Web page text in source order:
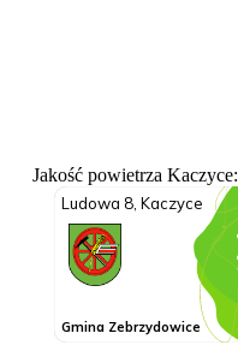
Jakość powietrza Kaczyce: